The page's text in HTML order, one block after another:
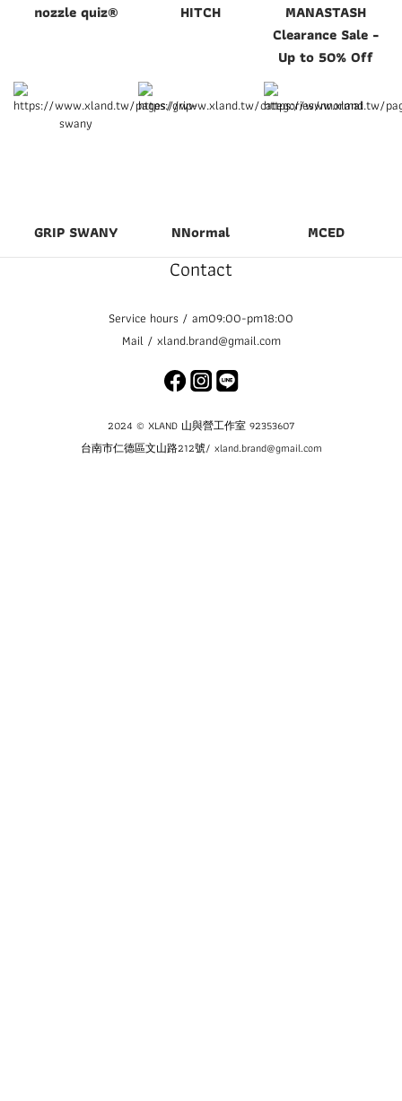
nozzle quiz® HITCH
MANASTASH
Clearance Sale -
Up to 50% Off
GRIP SWANY NNormal MCED
Contact
Service hours / am09:00-pm18:00
Mail / xland.brand@gmail.com
2024 © XLAND 山與營工作室 92353607
台南市仁德區文山路212號/ xland.brand@gmail.com